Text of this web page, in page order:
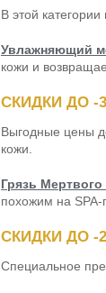
В этой
Увлажняющий
кожи и
СКИДКИ ДО -
Выгодные цены
кожи.
Грязь
похожим на SPA-
СКИДКИ ДО -
Специальное